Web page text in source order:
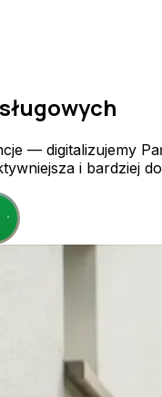
— digitalizujemy
i bardziej